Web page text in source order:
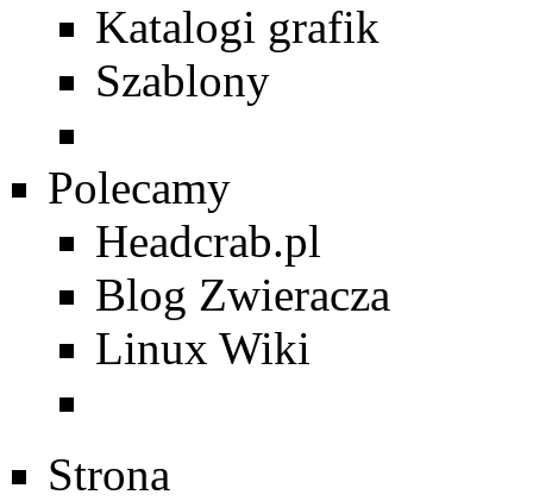
Katalogi grafik
Szablony
Polecamy
Headcrab.pl
Blog Zwieracza
Linux Wiki
Strona